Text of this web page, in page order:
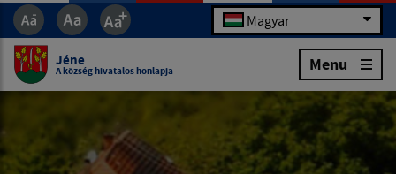
Magyar
Jéne
A község hivatalos honlapja Menu